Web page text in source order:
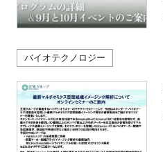
バイオテクノロジー